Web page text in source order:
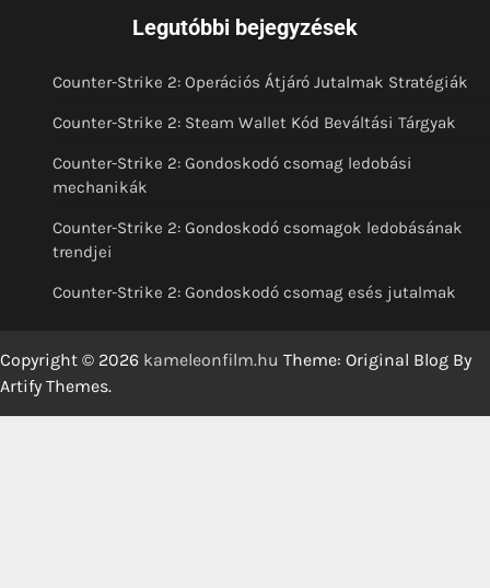
Legutóbbi bejegyzések
Counter-Strike 2: Operációs Átjáró Jutalmak Stratégiák
Counter-Strike 2: Steam Wallet Kód Beváltási Tárgyak
Counter-Strike 2: Gondoskodó csomag ledobási
mechanikák
Counter-Strike 2: Gondoskodó csomagok ledobásának
trendjei
Counter-Strike 2: Gondoskodó csomag esés jutalmak
Copyright © 2026 kameleonfilm.hu Theme: Original Blog By
Artify Themes.